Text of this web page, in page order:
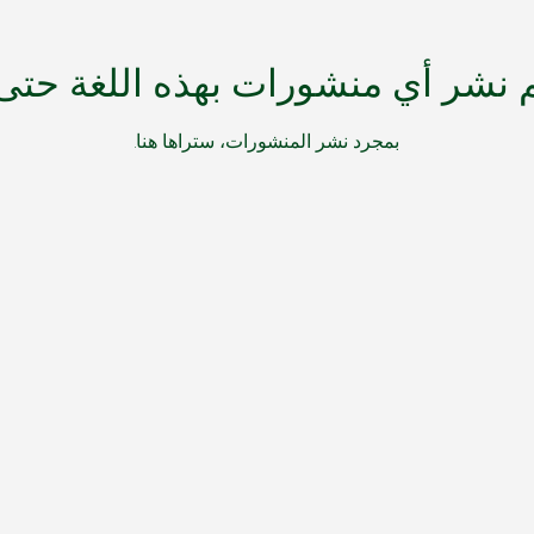
نشر أي منشورات بهذه اللغة
بمجرد نشر المنشورات، ستراها هنا.